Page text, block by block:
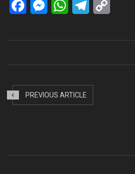
FacebookMessengerWhatsAppTelegram
PREVIOUS ARTICLE